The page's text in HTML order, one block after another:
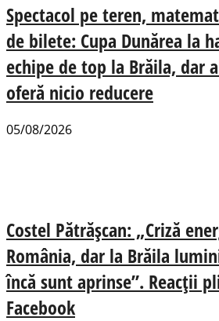
Spectacol pe teren,
de bilete: Cupa Dunărea la
echipe de top la Brăila, dar
oferă nicio reducere
05/08/2026
Costel Pătrășcan: „Criză
România, dar la Brăila
încă sunt aprinse”. Reacții
Facebook